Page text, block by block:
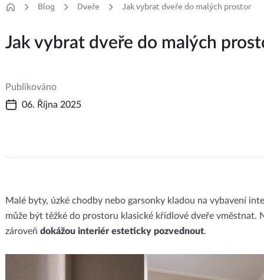
Blog Dveře Jak vybrat dveře do malých prostor
Jak vybrat dveře do malých
Publikováno
06. Října 2025
Malé byty, úzké chodby nebo garsonky kladou na vybavení
může být těžké do prostoru klasické křídlové dveře vměstnat.
zároveň dokážou interiér esteticky pozvednout.